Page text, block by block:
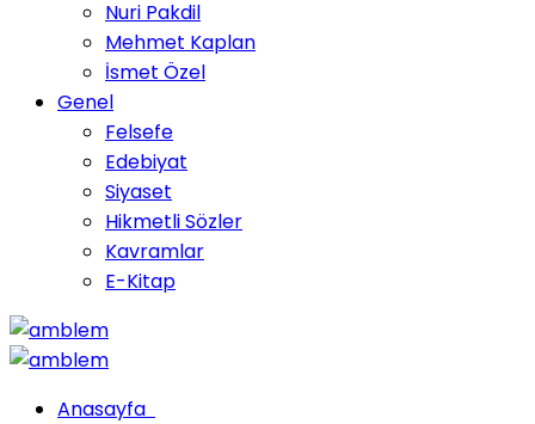
Nuri Pakdil
Mehmet Kaplan
İsmet Özel
Genel
Felsefe
Edebiyat
Siyaset
Hikmetli Sözler
Kavramlar
E-Kitap
Anasayfa